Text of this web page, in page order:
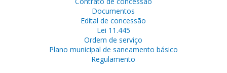
Documentos
Edital de concessão
Lei 11.445
Ordem de serviço
Plano municipal de saneamento básico
Regulamento